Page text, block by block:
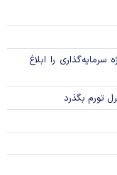
را ابلاغ
تورم بگذرد